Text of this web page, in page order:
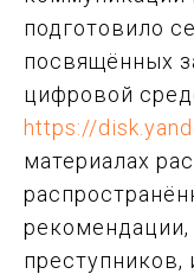
подготовило
посвящённых
цифровой
https://
материалах
рекомендации,